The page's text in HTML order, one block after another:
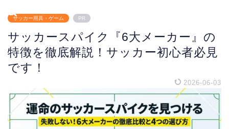
サッカー用具・ゲーム PR
サッカースパイク『6大メーカー』の
特徴を徹底解説！サッカー初心者必見
です！
2026-06-03